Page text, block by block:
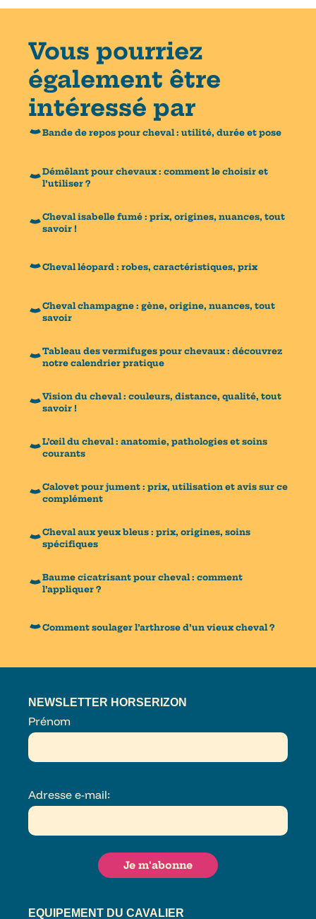
Vous pourriez
également être
intéressé par
Bande de repos pour cheval : utilité, durée et pose
Démêlant pour chevaux : comment le choisir et
l’utiliser ?
Cheval isabelle fumé : prix, origines, nuances, tout
savoir !
Cheval léopard : robes, caractéristiques, prix
Cheval champagne : gène, origine, nuances, tout
savoir
Tableau des vermifuges pour chevaux : découvrez
notre calendrier pratique
Vision du cheval : couleurs, distance, qualité, tout
savoir !
L’œil du cheval : anatomie, pathologies et soins
courants
Calovet pour jument : prix, utilisation et avis sur ce
complément
Cheval aux yeux bleus : prix, origines, soins
spécifiques
Baume cicatrisant pour cheval : comment
l’appliquer ?
Comment soulager l’arthrose d’un vieux cheval ?
EQUIPEMENT DU CAVALIER
NEWSLETTER HORSERIZON
Prénom
Adresse e-mail: